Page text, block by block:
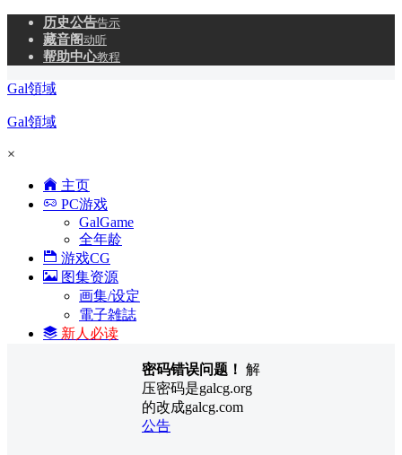
历史公告告示
藏音阁动听
帮助中心教程
Gal領域
Gal領域
×
主页
PC游戏
GalGame
全年龄
游戏CG
图集资源
画集/设定
電子雑誌
新人必读
密码错误问题！ 解
压密码是galcg.org
的改成galcg.com
公告